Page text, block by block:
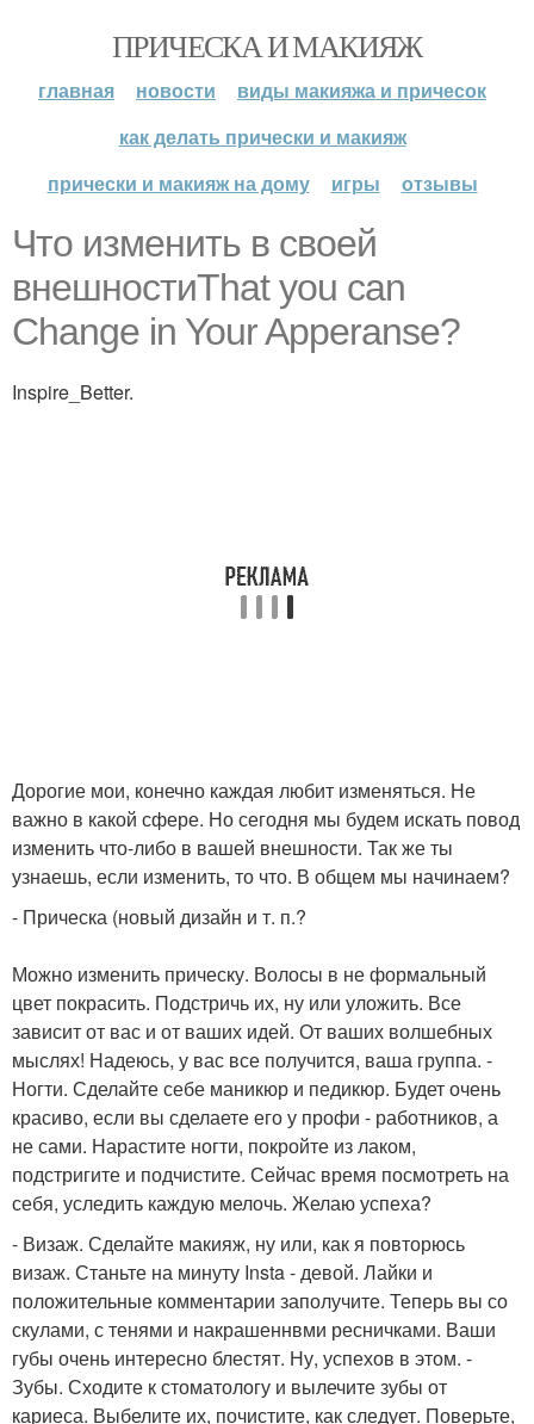
ПРИЧЕСКА И МАКИЯЖ
главная новости
виды макияжа и причесок
как делать прически и макияж
прически и макияж на дому
игры отзывы
Что изменить в своей
внешностиThat you can
Change in Your Apperanse?
Inspire_Better.
Дорогие мои, конечно каждая любит изменяться. Не
важно в какой сфере. Но сегодня мы будем искать повод
изменить что-либо в вашей внешности. Так же ты
узнаешь, если изменить, то что. В общем мы начинаем?
- Прическа (новый дизайн и т. п.?
Можно изменить прическу. Волосы в не формальный
цвет покрасить. Подстричь их, ну или уложить. Все
зависит от вас и от ваших идей. От ваших волшебных
мыслях! Надеюсь, у вас все получится, ваша группа. -
Ногти. Сделайте себе маникюр и педикюр. Будет очень
красиво, если вы сделаете его у профи - работников, а
не сами. Нарастите ногти, покройте из лаком,
подстригите и подчистите. Сейчас время посмотреть на
себя, уследить каждую мелочь. Желаю успеха?
- Визаж. Сделайте макияж, ну или, как я повторюсь
визаж. Станьте на минуту Insta - девой. Лайки и
положительные комментарии заполучите. Теперь вы со
скулами, с тенями и накрашеннвми ресничками. Ваши
губы очень интересно блестят. Ну, успехов в этом. -
Зубы. Сходите к стоматологу и вылечите зубы от
кариеса. Выбелите их, почистите, как следует. Поверьте,